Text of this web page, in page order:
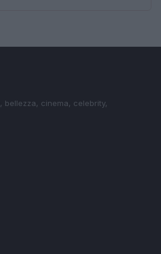
bellezza, cinema, celebrity,